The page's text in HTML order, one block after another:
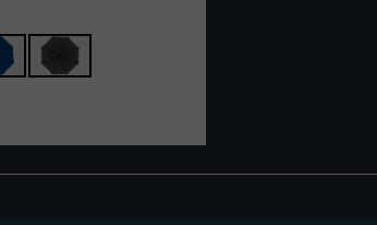
à la main
soin en
avec notre
par ses
en métal et son
Sa toile est